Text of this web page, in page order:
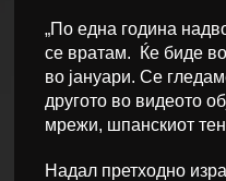
„По една година
се вратам. Ќе биде
во јануари. Се
другото во видеото
мрежи, шпанскиот
Надал претходно